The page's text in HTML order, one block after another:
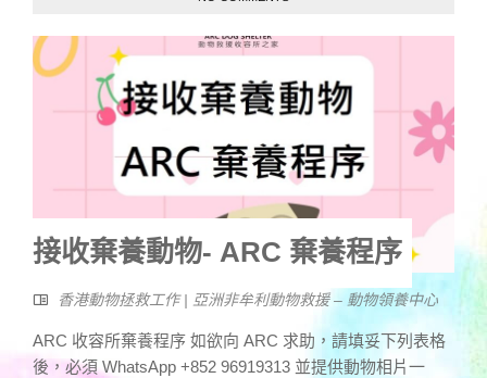
接收棄養動物- ARC 棄養程序
香港動物拯救工作 | 亞洲非牟利動物救援 – 動物領養中心
ARC 收容所棄養程序 如欲向 ARC 求助，請填妥下列表格
後，必須 WhatsApp +852 96919313 並提供動物相片一